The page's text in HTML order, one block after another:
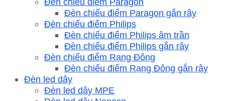
Đèn chiếu điểm Paragon gắn rây
Đèn chiếu điểm Philips
Đèn chiếu điểm Philips âm trần
Đèn chiếu điểm Philips gắn rây
Đèn chiếu điểm Rạng Đông
Đèn chiếu điểm Rạng Đông gắn rây
Đèn led dây
Đèn led dây MPE